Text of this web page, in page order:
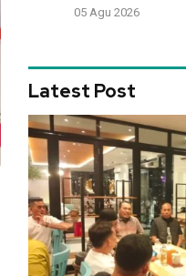
05 Agu 2026
Latest Post